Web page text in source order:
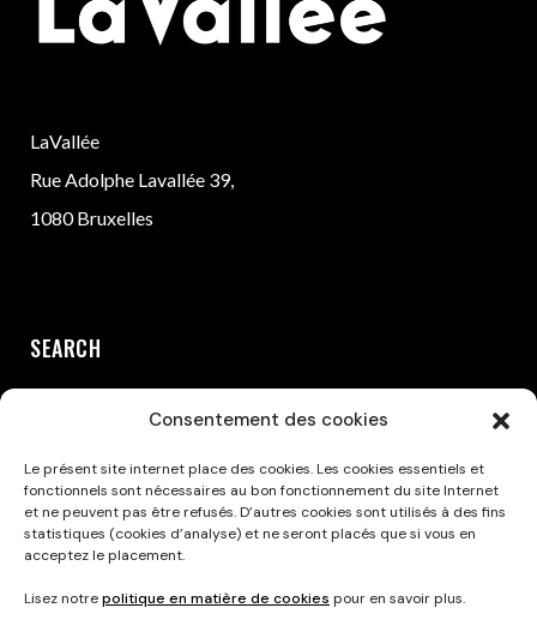
Consentement des cookies
Le présent site internet place des cookies. Les cookies essentiels et
fonctionnels sont nécessaires au bon fonctionnement du site Internet
et ne peuvent pas être refusés. D’autres cookies sont utilisés à des fins
statistiques (cookies d’analyse) et ne seront placés que si vous en
acceptez le placement.
Lisez notrepolitique en matière de cookies pour en savoir plus.
LaVallée
Rue Adolphe Lavallée 39,
1080 Bruxelles
SEARCH